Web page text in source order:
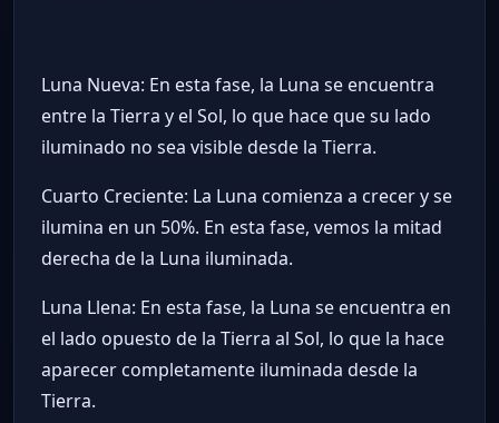
Luna Nueva: En esta fase, la Luna se encuentra
entre la Tierra y el Sol, lo que hace que su lado
iluminado no sea visible desde la Tierra.
Cuarto Creciente: La Luna comienza a crecer y se
ilumina en un 50%. En esta fase, vemos la mitad
derecha de la Luna iluminada.
Luna Llena: En esta fase, la Luna se encuentra en
el lado opuesto de la Tierra al Sol, lo que la hace
aparecer completamente iluminada desde la
Tierra.